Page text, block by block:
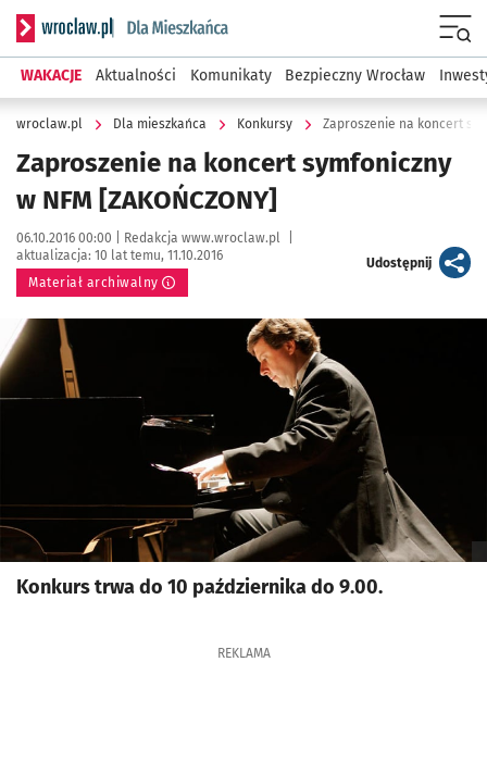
Serwis informacyjny wroclaw.pl podserwis: Dla mieszkańca
WAKACJE Aktualności Komunikaty Bezpieczny Wrocław
wroclaw.pl Dla mieszkańca Konkursy Zaproszenie na koncert
Zaproszenie na koncert symfoniczny
w NFM [ZAKOŃCZONY]
Data publikacji:
06.10.2016 00:00 | Autor:
Redakcja www.wroclaw.pl
aktualizacja: 10 lat temu, 11.10.2016
Materiał archiwalny
Udostępnijartykuł
Kliknij, aby powiększyć
Konkurs trwa do 10 października do 9.00.
REKLAMA